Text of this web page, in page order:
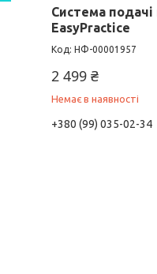
Система подачі
EasyPractice
НФ-00001957
2 499 ₴
Немає в наявності
+380 (99) 035-02-34